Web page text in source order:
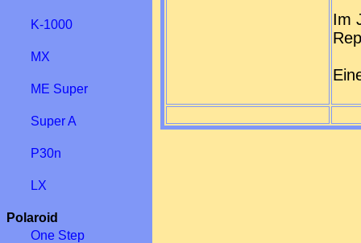
K-1000
MX
ME Super
Super A
P30n
LX
Polaroid
One Step
Im